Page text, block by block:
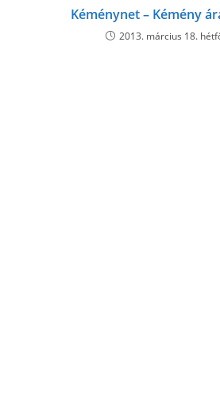
Kéménynet – Kémény
2013. március 18.